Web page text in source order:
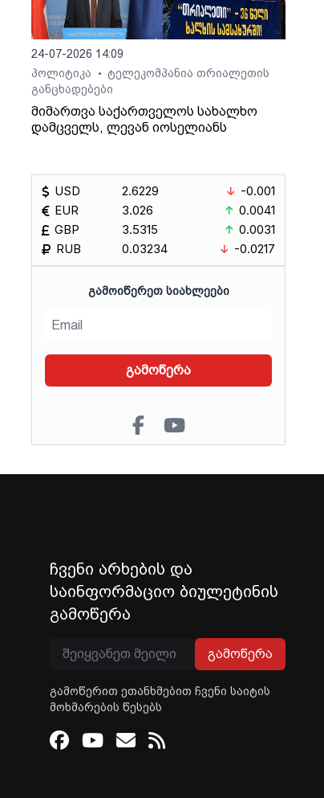
24-07-2026 14:09
პოლიტიკა
•
ტელეკომპანია თრიალეთის
განცხადებები
მიმართვა საქართველოს სახალხო
დამცველს, ლევან იოსელიანს
USD
EUR
GBP
RUB
2.6229
3.026
3.5315
0.03234
-0.001
0.0041
0.0031
-0.0217
ᲒᲐᲛᲝᲘᲬᲔᲠᲔᲗ ᲡᲘᲐᲮᲚᲔᲔᲑᲘ
გამოწერა
ჩვენი არხების და
საინფორმაციო ბიულეტინის
გამოწერა
გამოწერა
გამოწერით ეთანხმებით ჩვენი საიტის
მოხმარების წესებს
Facebook
Youtube
Email
RSS